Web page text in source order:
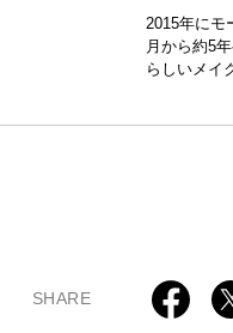
2015年にモ
月から約5
らしいメイ
SHARE